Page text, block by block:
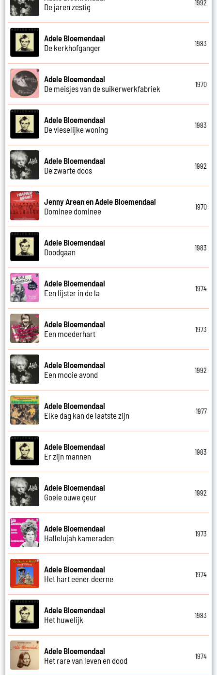
De jaren zestig
1992
Adele Bloemendaal
De kerkhofganger
1983
Adele Bloemendaal
De meisjes van de suikerwerkfabriek
1970
Adele Bloemendaal
De vleselijke woning
1983
Adele Bloemendaal
De zwarte doos
1992
Jenny Arean en Adele Bloemendaal
Dominee dominee
1970
Adele Bloemendaal
Doodgaan
1983
Adele Bloemendaal
Een lijster in de la
1974
Adele Bloemendaal
Een moederhart
1973
Adele Bloemendaal
Een mooie avond
1992
Adele Bloemendaal
Elke dag kan de laatste zijn
1977
Adele Bloemendaal
Er zijn mannen
1983
Adele Bloemendaal
Goeie ouwe geur
1992
Adele Bloemendaal
Hallelujah kameraden
1973
Adele Bloemendaal
Het hart eener deerne
1974
Adele Bloemendaal
Het huwelijk
1983
Adele Bloemendaal
Het rare van leven en dood
1974